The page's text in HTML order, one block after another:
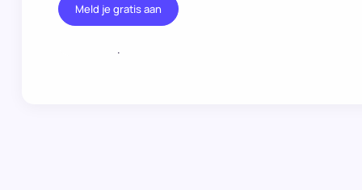
Meld je gratis aan
.